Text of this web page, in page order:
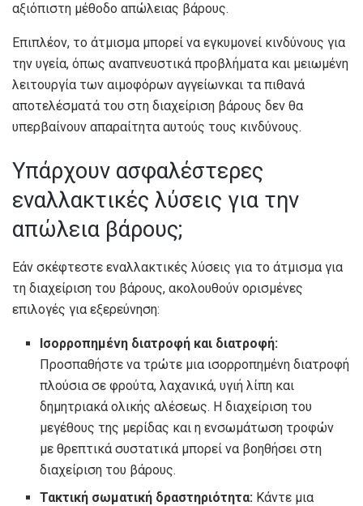
αξιόπιστη μέθοδο απώλειας βάρους.
Επιπλέον, το άτμισμα μπορεί να εγκυμονεί κινδύνους για
την υγεία, όπως αναπνευστικά προβλήματα και μειωμένη
λειτουργία των αιμοφόρων αγγείωνκαι τα πιθανά
αποτελέσματά του στη διαχείριση βάρους δεν θα
υπερβαίνουν απαραίτητα αυτούς τους κινδύνους.
Υπάρχουν ασφαλέστερες
εναλλακτικές λύσεις για την
απώλεια βάρους;
Εάν σκέφτεστε εναλλακτικές λύσεις για το άτμισμα για
τη διαχείριση του βάρους, ακολουθούν ορισμένες
επιλογές για εξερεύνηση:
Ισορροπημένη διατροφή και διατροφή:
Προσπαθήστε να τρώτε μια ισορροπημένη διατροφή
πλούσια σε φρούτα, λαχανικά, υγιή λίπη και
δημητριακά ολικής αλέσεως. Η διαχείριση του
μεγέθους της μερίδας και η ενσωμάτωση τροφών
με θρεπτικά συστατικά μπορεί να βοηθήσει στη
διαχείριση του βάρους.
Τακτική σωματική δραστηριότητα: Κάντε μια